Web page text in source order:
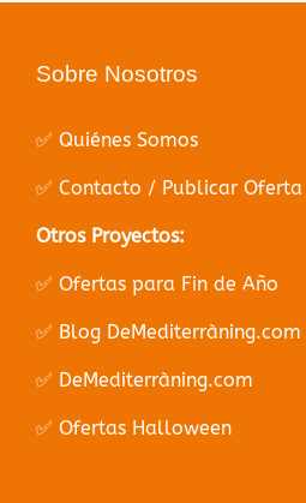
Sobre Nosotros
✅ Quiénes Somos
✅ Contacto / Publicar Oferta
Otros Proyectos:
✅ Ofertas para Fin de Año
✅ Blog DeMediterràning.com
✅ DeMediterràning.com
✅ Ofertas Halloween